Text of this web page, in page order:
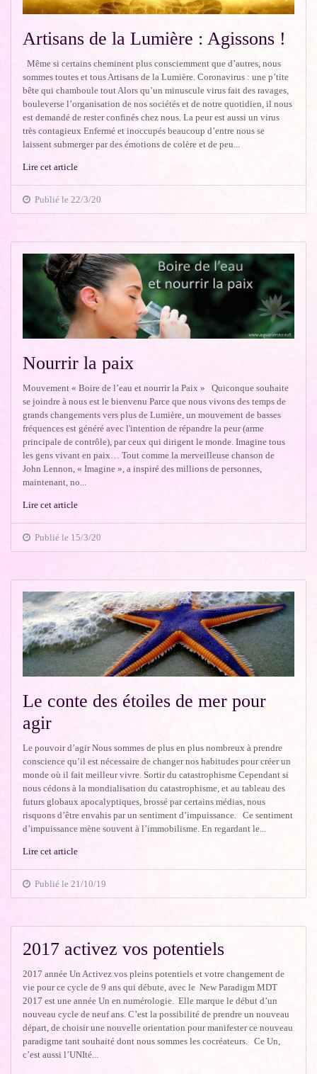
Artisans de la Lumière : Agissons !
Même si certains cheminent plus consciemment que d’autres, nous
sommes toutes et tous Artisans de la Lumière. Coronavirus : une p’tite
bête qui chamboule tout Alors qu’un minuscule virus fait des ravages,
bouleverse l’organisation de nos sociétés et de notre quotidien, il nous
est demandé de rester confinés chez nous. La peur est aussi un virus
très contagieux Enfermé et inoccupés beaucoup d’entre nous se
laissent submerger par des émotions de colère et de peu...
Lire cet article
Publié le 22/3/20
Nourrir la paix
Mouvement « Boire de l’eau et nourrir la Paix » Quiconque souhaite
se joindre à nous est le bienvenu Parce que nous vivons des temps de
grands changements vers plus de Lumière, un mouvement de basses
fréquences est généré avec l'intention de répandre la peur (arme
principale de contrôle), par ceux qui dirigent le monde. Imagine tous
les gens vivant en paix… Tout comme la merveilleuse chanson de
John Lennon, « Imagine », a inspiré des millions de personnes,
maintenant, no...
Lire cet article
Publié le 15/3/20
Le conte des étoiles de mer pour
agir
Le pouvoir d’agir Nous sommes de plus en plus nombreux à prendre
conscience qu’il est nécessaire de changer nos habitudes pour créer un
monde où il fait meilleur vivre. Sortir du catastrophisme Cependant si
nous cédons à la mondialisation du catastrophisme, et au tableau des
futurs globaux apocalyptiques, brossé par certains médias, nous
risquons d’être envahis par un sentiment d’impuissance. Ce sentiment
d’impuissance mène souvent à l’immobilisme. En regardant le...
Lire cet article
Publié le 21/10/19
2017 activez vos potentiels
2017 année Un Activez vos pleins potentiels et votre changement de
vie pour ce cycle de 9 ans qui débute, avec le New Paradigm MDT
2017 est une année Un en numérologie. Elle marque le début d’un
nouveau cycle de neuf ans. C’est la possibilité de prendre un nouveau
départ, de choisir une nouvelle orientation pour manifester ce nouveau
paradigme tant souhaité dont nous sommes les cocréateurs. Ce Un,
c’est aussi l’UNIté...